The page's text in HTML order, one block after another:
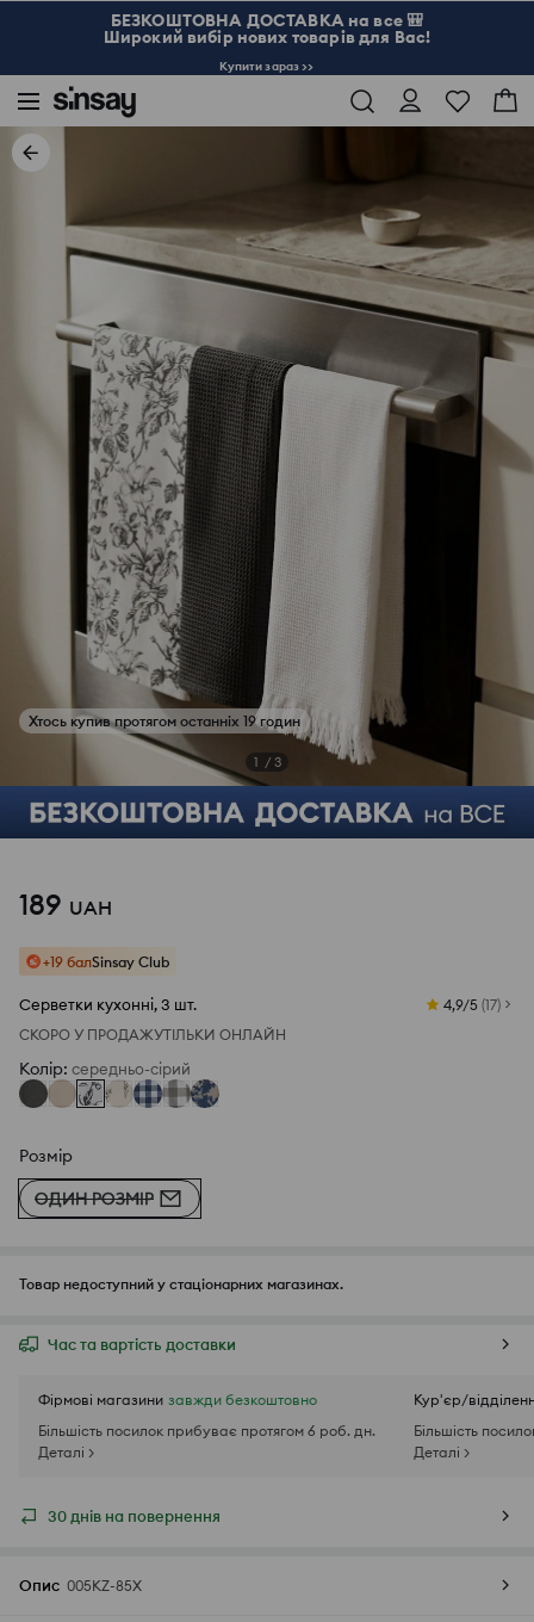
БЕЗКОШТОВНА ДОСТАВКА на все 🎒
Широкий вибір нових товарів для Вас!
Купити зараз >>
Хтось купив протягом останніх 19 годин
1 / 3
189 UAH
+19 балSinsay Club
Серветки кухонні, 3 шт. 4,9/5 (17)
СКОРО У ПРОДАЖУТІЛЬКИ ОНЛАЙН
Колір: середньо-сірий
Розмір
ОДИН РОЗМІР
Товар недоступний у стаціонарних магазинах.
Час та вартість доставки
Фірмові магазини завжди безкоштовно
Більшість посилок прибуває протягом 6 роб. дн.
Деталі >
Кур'єр/
Більшість
Деталі >
30 днів на повернення
Опис 005KZ-85X